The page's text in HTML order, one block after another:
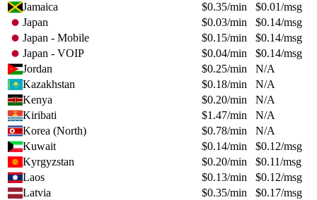
Jamaica
$0.35/min $0.01/msg
Japan
$0.03/min $0.14/msg
Japan - Mobile
$0.15/min $0.14/msg
Japan - VOIP
$0.04/min $0.14/msg
Jordan
$0.25/min
N/A
Kazakhstan
$0.18/min
N/A
Kenya
$0.20/min
N/A
Kiribati
$1.47/min
N/A
Korea (North)
$0.78/min
N/A
Kuwait
$0.14/min $0.12/msg
Kyrgyzstan
$0.20/min $0.11/msg
Laos
$0.13/min $0.12/msg
Latvia
$0.35/min $0.17/msg